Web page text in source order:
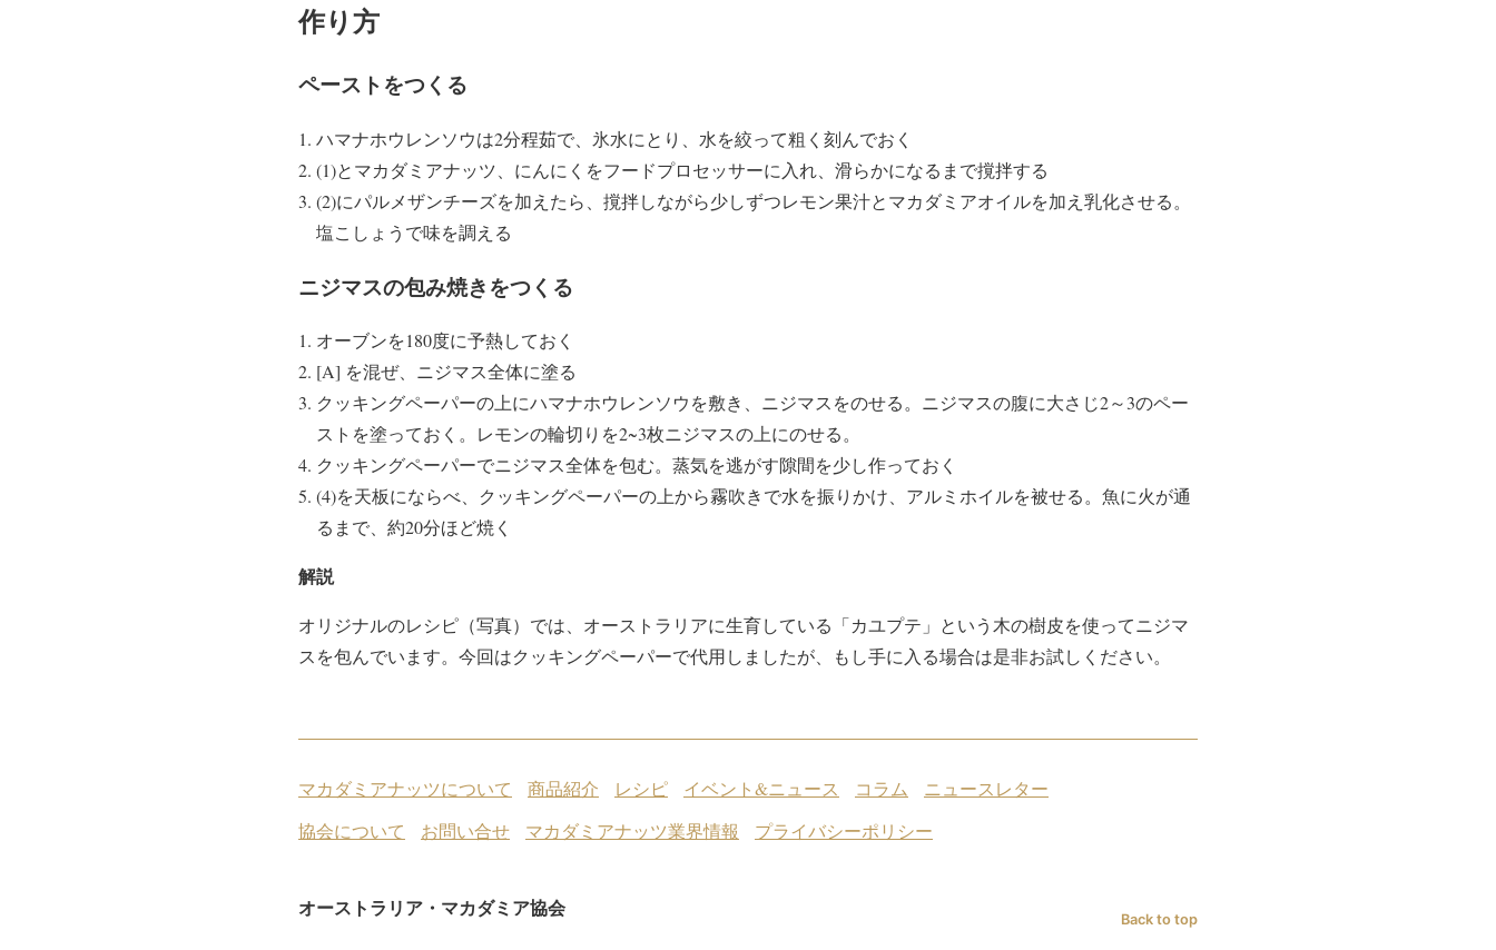
作り方
ペーストをつくる
ハマナホウレンソウは2分程茹で、氷水にとり、水を絞って粗く刻んでおく
(1)とマカダミアナッツ、にんにくをフードプロセッサーに入れ、滑らかになるまで撹拌する
(2)にパルメザンチーズを加えたら、撹拌しながら少しずつレモン果汁とマカダミアオイルを加え乳化させる。
塩こしょうで味を調える
ニジマスの包み焼きをつくる
オーブンを180度に予熱しておく
[A] を混ぜ、ニジマス全体に塗る
クッキングペーパーの上にハマナホウレンソウを敷き、ニジマスをのせる。ニジマスの腹に大さじ2～3のペー
ストを塗っておく。レモンの輪切りを2~3枚ニジマスの上にのせる。
クッキングペーパーでニジマス全体を包む。蒸気を逃がす隙間を少し作っておく
(4)を天板にならべ、クッキングペーパーの上から霧吹きで水を振りかけ、アルミホイルを被せる。魚に火が通
るまで、約20分ほど焼く
解説
オリジナルのレシピ（写真）では、オーストラリアに生育している「カユプテ」という木の樹皮を使ってニジマ
スを包んでいます。今回はクッキングペーパーで代用しましたが、もし手に入る場合は是非お試しください。
マカダミアナッツについて 商品紹介 レシピ イベント&ニュース コラム
ニュースレター
協会について
お問い合せ マカダミアナッツ業界情報 プライバシーポリシー
オーストラリア・マカダミア協会 Back to top